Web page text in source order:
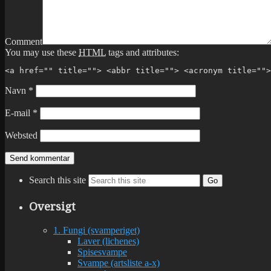
Comment
You may use these HTML tags and attributes:
<a href="" title=""> <abbr title=""> <acronym title="">
Navn *
E-mail *
Websted
Search this site Go
Oversigt
1. Fungi (svamperiget)
Laver (lichenes)
Spisesvampe
Svampe (artsliste a-x)